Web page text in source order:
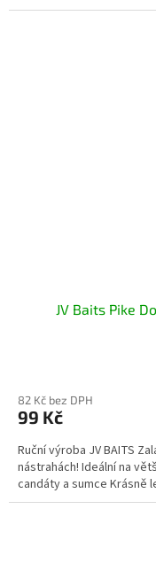
JV Baits Pike
82 Kč bez DPH
99 Kč
Ruční výroba JV BAITS
nástrahách! Ideální na
candáty a sumce Krásně